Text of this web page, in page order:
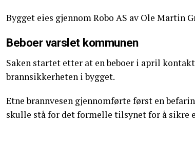
Bygget eies gjennom Robo AS av Ole Martin
Beboer varslet kommunen
Saken startet etter at en beboer i april
brannsikkerheten i bygget.
Etne brannvesen gjennomførte først en
skulle stå for det formelle tilsynet for å sikre